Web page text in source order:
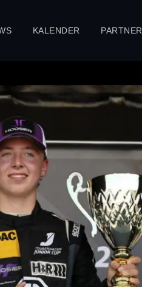
KALENDER PARTNER